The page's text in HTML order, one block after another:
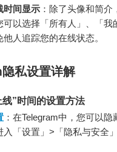
时间显示 ：除了头像和简介
可以选择「所有人」、「
人追踪您的在线状态。
私设置详解
线”时间的设置方法
：在Telegram中，您可以
入「设置」>「隐私与安全